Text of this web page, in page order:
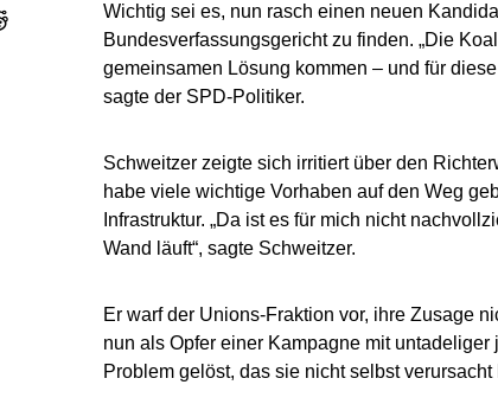
Wichtig sei es, nun rasch einen neuen
Bundesverfassungsgericht zu finden. „Die
gemeinsamen Lösung kommen – und für
sagte der SPD-Politiker.
Schweitzer zeigte sich irritiert über den
habe viele wichtige Vorhaben auf den Weg
Infrastruktur. „Da ist es für mich nicht
Wand läuft“, sagte Schweitzer.
Er warf der Unions-Fraktion vor, ihre Zusage
nun als Opfer einer Kampagne mit
Problem gelöst, das sie nicht selbst verursacht